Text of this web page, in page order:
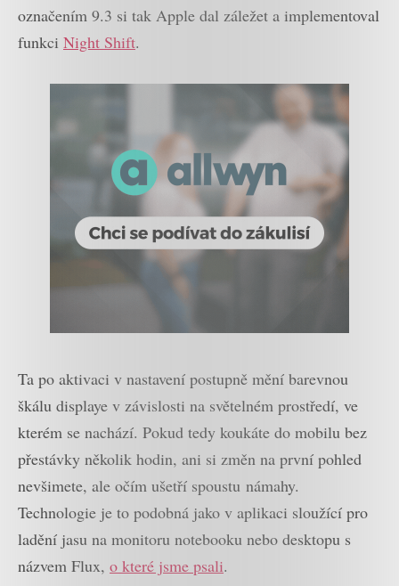
označením 9.3 si tak Apple dal záležet a implementoval
funkci Night Shift.
Ta po aktivaci v nastavení postupně mění barevnou
škálu displaye v závislosti na světelném prostředí, ve
kterém se nachází. Pokud tedy koukáte do mobilu bez
přestávky několik hodin, ani si změn na první pohled
nevšimete, ale očím ušetří spoustu námahy.
Technologie je to podobná jako v aplikaci sloužící pro
ladění jasu na monitoru notebooku nebo desktopu s
názvem Flux, o které jsme psali.